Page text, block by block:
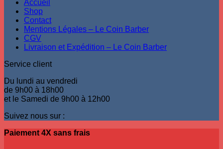
Accueil
Shop
Contact
Mentions Légales – Le Coin Barber
CGV
Livraison et Expédition – Le Coin Barber
Service client
Du lundi au vendredi
de 9h00 à 18h00
et le Samedi de 9h00 à 12h00
Suivez nous sur :
Paiement 4X sans frais